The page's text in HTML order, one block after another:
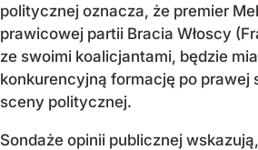
politycznej oznacza, że premier
prawicowej partii Bracia Włoscy
ze swoimi koalicjantami, będzie
konkurencyjną formację po prawej
sceny politycznej.
Sondaże opinii publicznej